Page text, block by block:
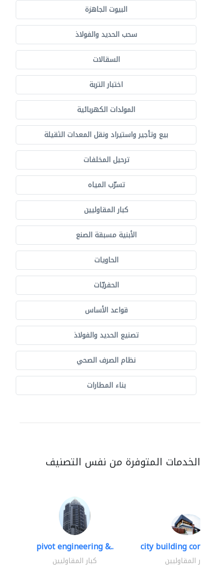
البيوت الجاهزة
سحب الحديد والفولاذ
السقالات
اختبار التربة
المولدات الكهربائية
بيع وتأجير واستيراد ونقل المعدات الثقيلة
ترحيل المخلفات
تسرّب المياه
كبار المقاوليين
الأبنية مسبقة الصنع
الحاويات
الحفريّات
قواعد الأساس
تصنيع الحديد والفولاذ
نظام الصرف الصحي
بناء المطارات
الخدمات المتوفرة من نفس التصنيف
pivot engineering &..
كبار المقاوليين
city building
كبار المقاوليين